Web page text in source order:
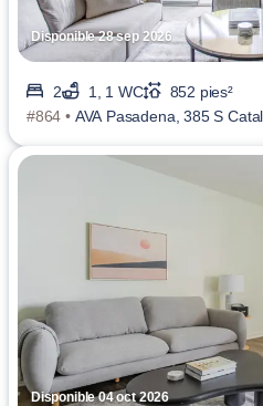
Disponible 28 sep 2026
2 1, 1 WC
852 pies²
#864 • AVA Pasadena, 385 S
Disponible 04 oct 2026